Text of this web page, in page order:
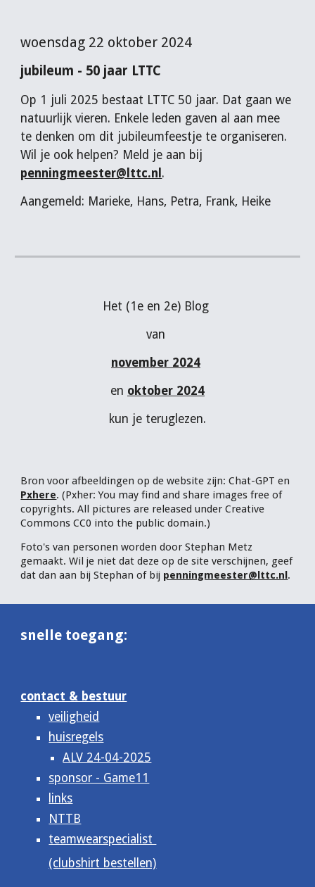
woensdag 22 oktober 2024
jubileum - 50 jaar LTTC
Op 1 juli 2025 bestaat LTTC 50 jaar. Dat gaan we
natuurlijk vieren. Enkele leden gaven al aan mee
te denken om dit jubileumfeestje te organiseren.
Wil je ook helpen? Meld je aan bij
penningmeester@lttc.nl .
Aangemeld: Marieke, Hans, Petra, Frank, Heike
Het (1e en 2e) Blog
van
november 2024
en oktober 2024
kun je teruglezen.
Bron voor afbeeldingen op de website zijn:Chat-GPT en
Pxhere. (Pxher:You may find and share images free of
copyrights. All pictures are released under Creative
Commons CC0 into the public domain.)
Foto's van personen worden door Stephan Metz
gemaakt. Wil je niet dat deze op de site verschijnen, geef
dat dan aan bij Stephan of bij penningmeester@lttc.nl.
snelle toegang:
contact & bestuur
veiligheid
huisregels
ALV 24-04-2025
sponsor - Game11
links
NTTB
teamwearspecialist
(clubshirt bestellen)